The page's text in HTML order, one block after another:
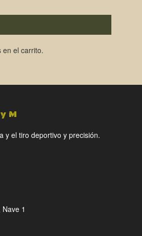
en el carrito.
M
y el tiro deportivo y precisión.
1